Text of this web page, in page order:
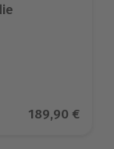
Aktueller
189,90 €